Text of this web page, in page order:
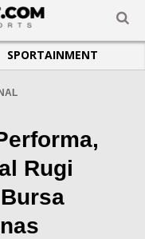
SPORTAINMENT
Rugi